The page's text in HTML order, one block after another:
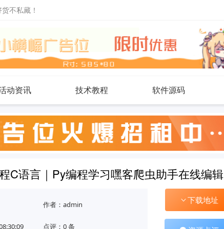
不私藏！
动资讯 技术教程 软件源码
C语言｜Py编程学习嘿客爬虫助手在线编辑
作者：admin
点评：0 条
下载地址